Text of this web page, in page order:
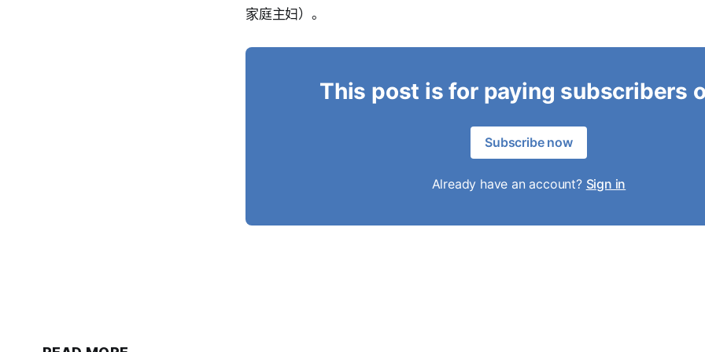
家庭主妇）。
This post is for paying subscribers
Subscribe now
Already have an account? Sign in